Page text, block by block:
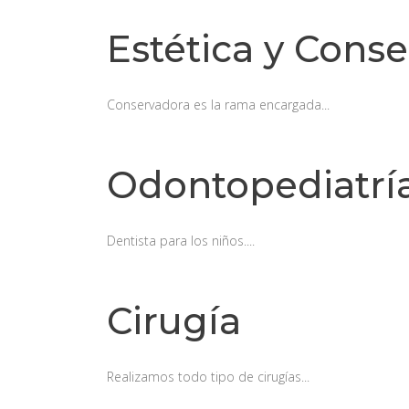
Estética y
Conservadora es la rama encargada...
Dentista para los niños....
Cirugía
Realizamos todo tipo de cirugías...